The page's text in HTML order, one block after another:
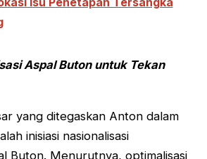
Aspal Buton untuk Tekan
yang ditegaskan Anton dalam
inisiasi nasionalisasi
Buton. Menurutnya, optimalisasi